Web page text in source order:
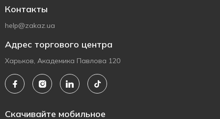
Контакты
help@zakaz.ua
Адрес торгового центра
Харьков, Академика Павлова 120
Скачивайте мобильное